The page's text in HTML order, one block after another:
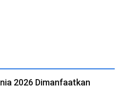
2026 Dimanfaatkan